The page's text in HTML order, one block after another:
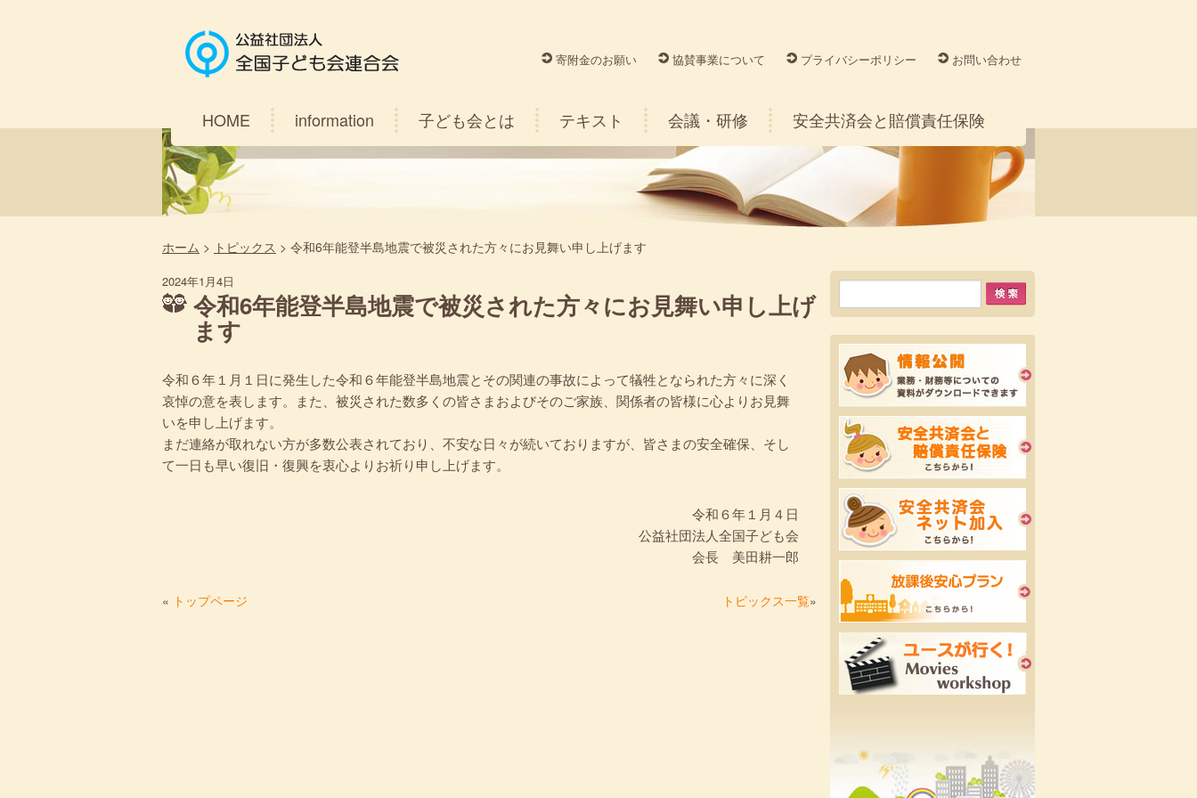
寄附金のお願い 協賛事業について プライバシーポリシー お問い合わせ
HOME information 子ども会とは テキスト 会議・研修 安全共済会と賠償責任保険
ホーム > トピックス > 令和6年能登半島地震で被災された方々にお見舞い申し上げます
2024年1月4日
令和6年能登半島地震で被災された方々にお見舞い申し上げ
ます
令和６年１月１日に発生した令和６年能登半島地震とその関連の事故によって犠牲となられた方々に深く
哀悼の意を表します。また、被災された数多くの皆さまおよびそのご家族、関係者の皆様に心よりお見舞
いを申し上げます。
まだ連絡が取れない方が多数公表されており、不安な日々が続いておりますが、皆さまの安全確保、そし
て一日も早い復旧・復興を衷心よりお祈り申し上げます。
令和６年１月４日
公益社団法人全国子ども会
会長 美田耕一郎
« トップページ トピックス一覧»